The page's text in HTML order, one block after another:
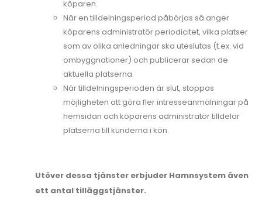
köparen.
När en tilldelningsperiod påbörjas så anger
köparens administratör periodicitet, vilka platser
som av olika anledningar ska uteslutas (t.ex. vid
ombyggnationer) och publicerar sedan de
aktuella platserna.
När tilldelningsperioden är slut, stoppas
möjligheten att göra fler intresseanmälningar på
hemsidan och köparens administratör tilldelar
platserna till kunderna i kön.
Utöver dessa tjänster erbjuder Hamnsystem även
ett antal tilläggstjänster.